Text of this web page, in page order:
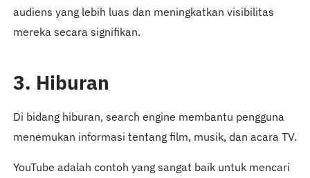
audiens yang lebih luas dan meningkatkan visibilitas
mereka secara signifikan.
3. Hiburan
Di bidang hiburan, search engine membantu pengguna
menemukan informasi tentang film, musik, dan acara TV.
YouTube adalah contoh yang sangat baik untuk mencari